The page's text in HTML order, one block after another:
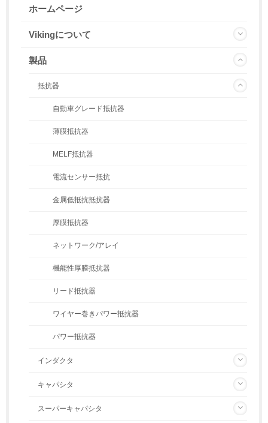
ホームページ
Vikingについて
製品
抵抗器
自動車グレード抵抗器
薄膜抵抗器
MELF抵抗器
電流センサー抵抗
金属低抵抗抵抗器
厚膜抵抗器
ネットワーク/アレイ
機能性厚膜抵抗器
リード抵抗器
ワイヤー巻きパワー抵抗器
パワー抵抗器
インダクタ
キャパシタ
スーパーキャパシタ